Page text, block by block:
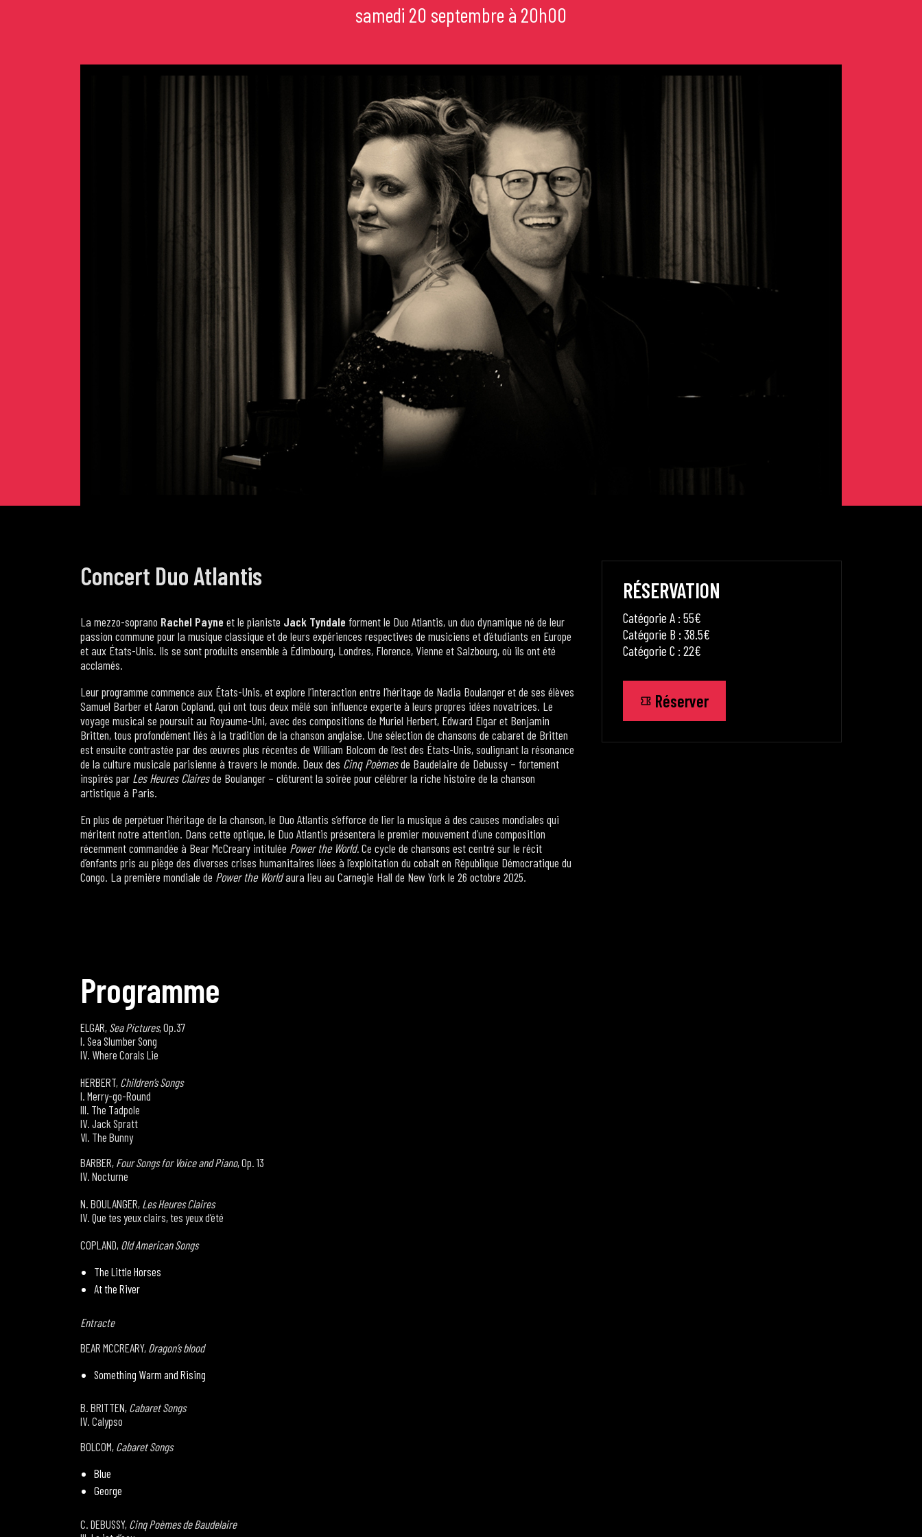
Scolaires / Pass Culture
Piano Solo Jazz
samedi 20 septembre à 20h00
Concert Duo Atlantis
La mezzo-soprano Rachel Payne et le pianiste Jack Tyndale forment le Duo Atlantis, un duo dynamique né de leur
passion commune pour la musique classique et de leurs expériences respectives de musiciens et d’étudiants en Europe
et aux États-Unis. Ils se sont produits ensemble à Édimbourg, Londres, Florence, Vienne et Salzbourg, où ils ont été
acclamés.
Leur programme commence aux États-Unis, et explore l’interaction entre l’héritage de Nadia Boulanger et de ses élèves
Samuel Barber et Aaron Copland, qui ont tous deux mêlé son influence experte à leurs propres idées novatrices. Le
voyage musical se poursuit au Royaume-Uni, avec des compositions de Muriel Herbert, Edward Elgar et Benjamin
Britten, tous profondément liés à la tradition de la chanson anglaise. Une sélection de chansons de cabaret de Britten
est ensuite contrastée par des œuvres plus récentes de William Bolcom de l’est des États-Unis, soulignant la résonance
de la culture musicale parisienne à travers le monde. Deux des Cinq Poèmesde Baudelaire de Debussy – fortement
inspirés par Les Heures Clairesde Boulanger – clôturent la soirée pour célébrer la riche histoire de la chanson
artistique à Paris.
En plus de perpétuer l’héritage de la chanson, le Duo Atlantis s’efforce de lier la musique à des causes mondiales qui
méritent notre attention. Dans cette optique, le Duo Atlantis présentera le premier mouvement d’une composition
récemment commandée à Bear McCreary intitulée Power the World.Ce cycle de chansons est centré sur le récit
d’enfants pris au piège des diverses crises humanitaires liées à l’exploitation du cobalt en République Démocratique du
Congo. La première mondiale de Power the Worldaura lieu au Carnegie Hall de New York le 26 octobre 2025.
Programme
ELGAR, Sea Pictures, Op.37
I. Sea Slumber Song
IV. Where Corals Lie
HERBERT, Children’s Songs
I. Merry-go-Round
III. The Tadpole
IV. Jack Spratt
VI. The Bunny
BARBER, Four Songs for Voice and Piano, Op. 13
IV. Nocturne
N. BOULANGER, Les Heures Claires
IV. Que tes yeux clairs, tes yeux d’été
COPLAND, Old American Songs
The Little Horses
At the River
Entracte
BEAR MCCREARY, Dragon’s blood
Something Warm and Rising
B. BRITTEN, Cabaret Songs
IV. Calypso
BOLCOM, Cabaret Songs
Blue
George
C. DEBUSSY, Cinq Poèmes de Baudelaire
RÉSERVATION
Catégorie A : 55€
Catégorie B : 38.5€
Catégorie C : 22€
Réserver